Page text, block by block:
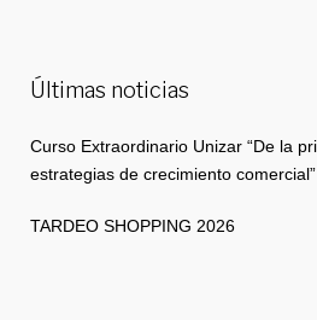
Últimas noticias
Curso Extraordinario Unizar “De la
estrategias de crecimiento comercial”
TARDEO SHOPPING 2026